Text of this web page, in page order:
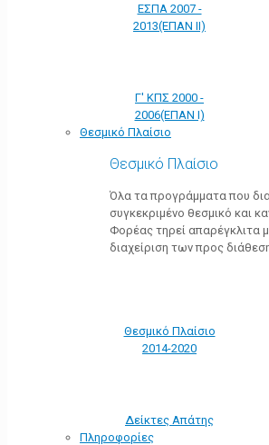
ΕΣΠΑ 2007 -
2013(ΕΠΑΝ ΙΙ)
Γ' ΚΠΣ 2000 -
2006(ΕΠΑΝ Ι)
Θεσμικό Πλαίσιο
Θεσμικό Πλαίσιο
Όλα τα προγράμματα που
συγκεκριμένο θεσμικό και
Φορέας τηρεί απαρέγκλιτα
διαχείριση των προς
Θεσμικό Πλαίσιο
2014-2020
Δείκτες Απάτης
Πληροφορίες